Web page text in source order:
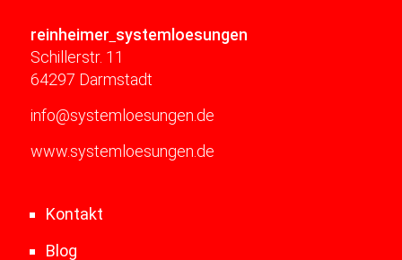
reinheimer systemloesungen
Schillerstr. 11
64297 Darmstadt
info@systemloesungen.de
www.systemloesungen.de
Kontakt
Blog